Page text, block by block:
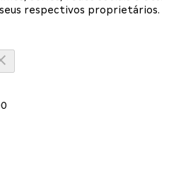
respectivos proprietários.